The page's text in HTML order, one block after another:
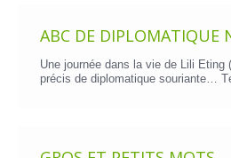
ABC DE DIPLOMATIQUE
Une journée dans la vie de Lili Eting
précis de diplomatique souriante…